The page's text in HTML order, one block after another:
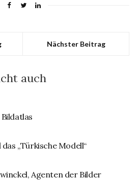
Nächster Beitrag
auch
„Türkische Modell“
Agenten der Bilder